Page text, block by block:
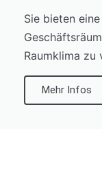
Sie bieten
Raumklima zu
Mehr Infos